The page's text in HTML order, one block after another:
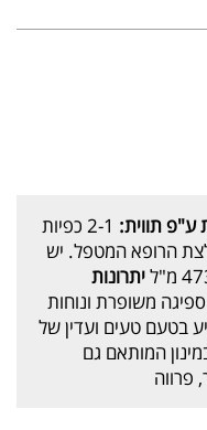
ע"פ תווית:
2-1 כפיות
הרופא המטפל. יש
יתרונות
משופרת ונוחות
בטעם טעים ועדין של
המותאם גם
פרווה